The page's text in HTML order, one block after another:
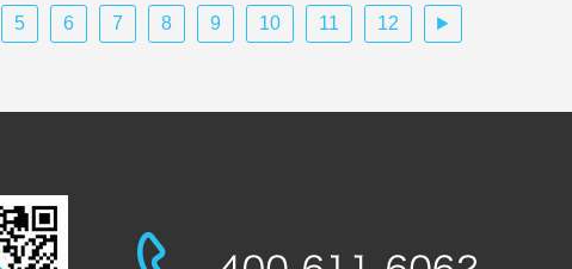
5 6 7 8 9 10 11 12